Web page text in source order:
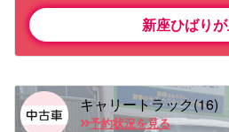
新座ひばり
キャリートラック(16)
予約状況を見る